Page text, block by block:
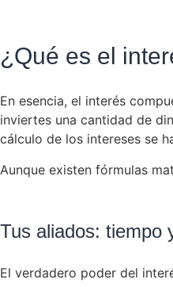
¿Qué es el
En esencia, el interés
inviertes una cantidad de
cálculo de los intereses se
Aunque existen fórmulas
Tus aliados: tiempo
El verdadero poder del